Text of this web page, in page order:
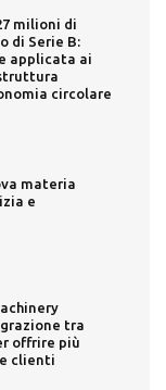
milioni di
di Serie B:
applicata ai
circolare
materia
e
tra
offrire più
clienti